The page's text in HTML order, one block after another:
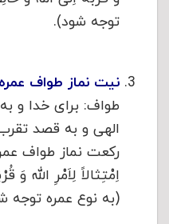
توجه شود).
نیت نماز طواف
طواف: برای خدا و
الهی و به قصد
رکعت نماز طواف
اِمْتِثالاً لِاَمْرِ الله وَ
(به نوع عمره توجه